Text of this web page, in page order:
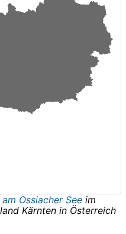
Ossiacher See im
Kärnten in Österreich